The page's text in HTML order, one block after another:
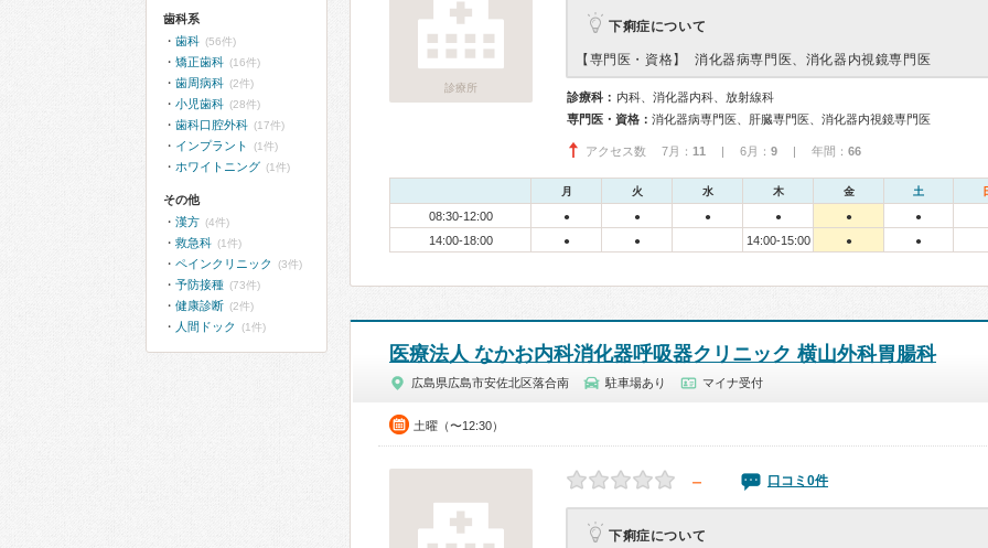
診療所
下痢症について
【専門医・資格】 消化器病専門医、消化器内視鏡専門医
診療科： 内科、消化器内科、放射線科
専門医・資格： 消化器病専門医、肝臓専門医、消化器内視鏡専門医
アクセス数 7月： 11 | 6月： 9 | 年間： 66
月 火 水 木 金 土
08:30-12:00 ● ● ● ● ● ●
14:00-18:00 ● ● 14:00-15:00 ● ●
医療法人 なかお内科消化器呼吸器クリニック 横山外科胃腸科
広島県広島市安佐北区落合南 駐車場あり マイナ受付
土曜（〜12:30）
－ 口コミ0件
下痢症について
歯科系
歯科 (56件)
矯正歯科 (16件)
歯周病科 (2件)
小児歯科 (28件)
歯科口腔外科 (17件)
インプラント (1件)
ホワイトニング (1件)
その他
漢方 (4件)
救急科 (1件)
ペインクリニック (3件)
予防接種 (73件)
健康診断 (2件)
人間ドック (1件)